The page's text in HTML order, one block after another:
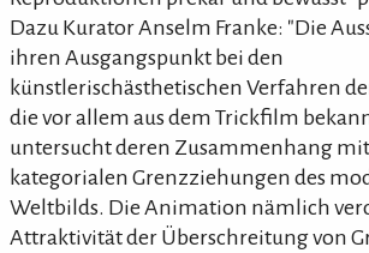
Dazu Kurator Anselm Franke: "Die
ihren Ausgangspunkt bei den
künstlerischästhetischen Verfahren
die vor allem aus dem Trickfilm
untersucht deren Zusammenhang
kategorialen Grenzziehungen des
Weltbilds. Die Animation nämlich
Attraktivität der Überschreitung von